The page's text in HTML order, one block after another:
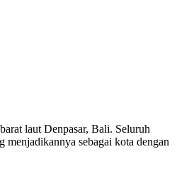
laut Denpasar, Bali. Seluruh
menjadikannya sebagai kota dengan